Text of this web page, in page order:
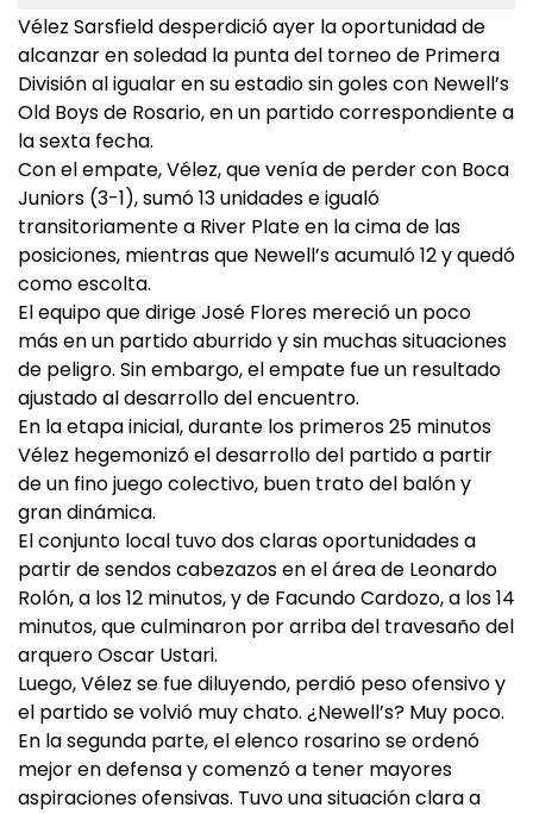
Vélez Sarsfield desperdició ayer la oportunidad de
alcanzar en soledad la punta del torneo de Primera
División al igualar en su estadio sin goles con Newell’s
Old Boys de Rosario, en un partido correspondiente a
la sexta fecha.
Con el empate, Vélez, que venía de perder con Boca
Juniors (3-1), sumó 13 unidades e igualó
transitoriamente a River Plate en la cima de las
posiciones, mientras que Newell’s acumuló 12 y quedó
como escolta.
El equipo que dirige José Flores mereció un poco
más en un partido aburrido y sin muchas situaciones
de peligro. Sin embargo, el empate fue un resultado
ajustado al desarrollo del encuentro.
En la etapa inicial, durante los primeros 25 minutos
Vélez hegemonizó el desarrollo del partido a partir
de un fino juego colectivo, buen trato del balón y
gran dinámica.
El conjunto local tuvo dos claras oportunidades a
partir de sendos cabezazos en el área de Leonardo
Rolón, a los 12 minutos, y de Facundo Cardozo, a los 14
minutos, que culminaron por arriba del travesaño del
arquero Oscar Ustari.
Luego, Vélez se fue diluyendo, perdió peso ofensivo y
el partido se volvió muy chato. ¿Newell’s? Muy poco.
En la segunda parte, el elenco rosarino se ordenó
mejor en defensa y comenzó a tener mayores
aspiraciones ofensivas. Tuvo una situación clara a